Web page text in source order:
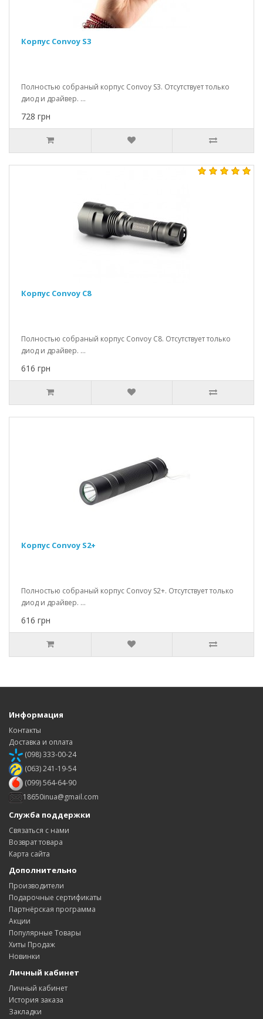
Корпус Convoy S3
Полностью собраный корпус Convoy S3. Отсутствует только
диод и драйвер. ...
728 грн
Корпус Convoy C8
Полностью собраный корпус Convoy C8. Отсутствует только
диод и драйвер. ...
616 грн
Корпус Convoy S2+
Полностью собраный корпус Convoy S2+. Отсутствует только
диод и драйвер. ...
616 грн
Информация
Контакты
Доставка и оплата
(098) 333-00-24
(063) 241-19-54
(099) 564-64-90
18650inua@gmail.com
Служба поддержки
Связаться с нами
Возврат товара
Карта сайта
Дополнительно
Производители
Подарочные сертификаты
Партнёрская программа
Акции
Популярные Товары
Хиты Продаж
Новинки
Личный кабинет
Личный кабинет
История заказа
Закладки